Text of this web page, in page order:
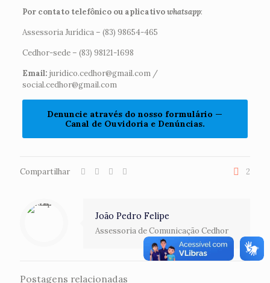
Por contato telefônico ou aplicativowhatsapp:
Assessoria Jurídica – (83) 98654-465
Cedhor-sede – (83) 98121-1698
Email: juridico.cedhor@gmail.com /
social.cedhor@gmail.com
Denuncie através do nosso formulário —
Canal de Ouvidoria e Denúncias.
Compartilhar 2
João Pedro Felipe
Assessoria de Comunicação Cedhor
Postagens relacionadas